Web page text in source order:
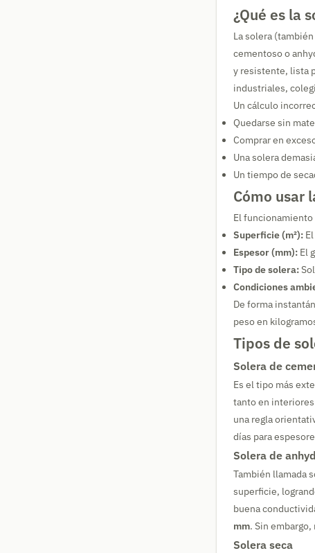
¿Qué es la
La solera
cementoso o
y resistente, lista
industriales,
Un cálculo
Quedarse sin
Comprar en
Una solera
Un tiempo de
Cómo usar
El
Superficie (m²):
Espesor (mm): El
Tipo de solera:
Condiciones
De forma
peso en
Tipos de
Solera de
Es el tipo más
tanto en
una regla
días para
Solera de
También llamada
superficie,
buena
mm. Sin
Solera seca